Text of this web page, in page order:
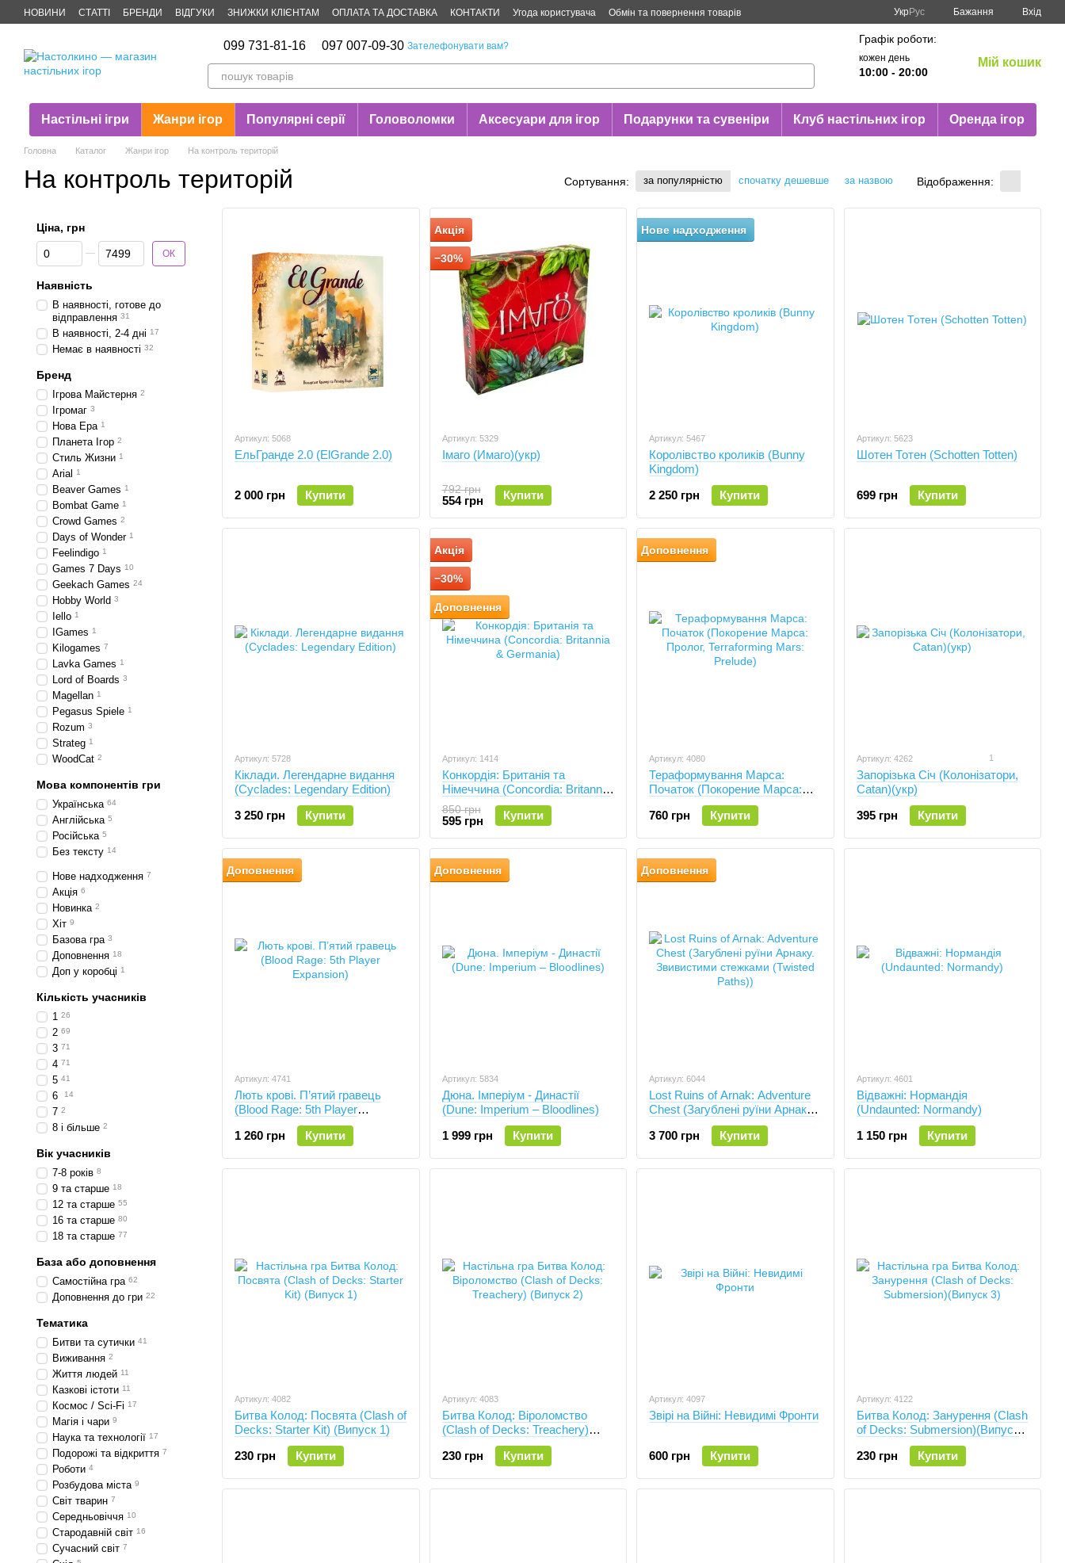
Перейти до основного контенту
НОВИНИ СТАТТІ БРЕНДИ ВІДГУКИ ЗНИЖКИ КЛІЄНТАМ ОПЛАТА ТА ДОСТАВКА КОНТАКТИ Угода користувача
Обмін та повернення товарів
УкрРус Бажання Вхід
099 731-81-16 097 007-09-30 Зателефонувати вам?
Графік роботи:
кожен день
10:00 - 20:00
Мій кошик
Настільні ігри Жанри ігор Популярні серії Головоломки Аксесуари для ігор Подарунки та сувеніри Клуб настільних ігор Оренда ігор
Головна Каталог Жанри ігор На контроль територій
На контроль територій Сортування: за популярністю спочатку дешевше за назвою Відображення:
Артикул: 5068
ЕльГранде 2.0 (ElGrande 2.0)
2 000 грн Купити
Акція
−30%
Артикул: 5329
Імаго (Имаго)(укр)
792 грн
554 грн Купити
Нове надходження
Артикул: 5467
Королівство кроликів (Bunny
Kingdom)
2 250 грн
Купити
Артикул: 5623
Шотен Тотен (Schotten Totten)
699 грн Купити
Артикул: 5728
Кіклади. Легендарне видання
(Cyclades: Legendary Edition)
3 250 грн
Купити
Акція
−30%
Доповнення
Артикул: 1414
Конкордія: Британія та
Німеччина (Concordia: Britannia
& Germania)
850 грн
595 грн Купити
Доповнення
Артикул: 4080
Тераформування Марса:
Початок (Покорение Марса:
Пролог, Terraforming Mars:
Prelude)
760 грн Купити
Артикул: 4262 1
Запорізька Січ (Колонізатори,
Catan)(укр)
395 грн
Купити
Доповнення
Артикул: 4741
Лють крові. П’ятий гравець
(Blood Rage: 5th Player
1 260 грн
Купити
Доповнення
Артикул: 5834
Дюна. Імперіум - Династії
(Dune: Imperium – Bloodlines)
1 999 грн
Купити
Доповнення
Артикул: 6044
Lost Ruins of Arnak: Adventure
Chest (Загублені руїни Арнаку.
Звивистими стежками (Twisted
Paths))
3 700 грн Купити
Артикул: 4601
Відважні: Нормандія
(Undaunted: Normandy)
1 150 грн
Купити
Артикул: 4082
Битва Колод: Посвята (Clash of
Decks: Starter Kit) (Випуск 1)
230 грн
Купити
Артикул: 4083
Битва Колод: Віроломство
(Clash of Decks: Treachery)
(Випуск 2)
230 грн
Купити
Артикул: 4097
Звірі на Війні: Невидимі Фронти
600 грн Купити
Артикул: 4122
Битва Колод: Занурення (Clash
of Decks: Submersion)(Випуск
230 грн
Купити
Ціна, грн
Від Ціна, грн
До Ціна, грн ОК
Наявність
В наявності, готове до
відправлення 31
В наявності, 2-4 дні 17
Немає в наявності 32
Бренд
Ігрова Майстерня 2
Ігромаг 3
Нова Ера 1
Планета Ігор 2
Стиль Жизни 1
Arial 1
Beaver Games 1
Bombat Game 1
Crowd Games 2
Days of Wonder 1
Feelindigo 1
Games 7 Days 10
Geekach Games 24
Hobby World 3
Iello 1
IGames 1
Kilogames 7
Lavka Games 1
Lord of Boards 3
Magellan 1
Pegasus Spiele 1
Rozum 3
Strateg 1
WoodCat 2
Мова компонентів гри
Українська 64
Англійська 5
Російська 5
Без тексту 14
Нове надходження 7
Акція 6
Новинка 2
Хіт 9
Базова гра 3
Доповнення 18
Доп у коробці 1
Кількість учасників
1 26
2 69
3 71
4 71
5 41
6 14
7 2
8 і більше 2
Вік учасників
7-8 років 8
9 та старше 18
12 та старше 55
16 та старше 80
18 та старше 77
База або доповнення
Самостійна гра 62
Доповнення до гри 22
Тематика
Битви та сутички 41
Виживання 2
Життя людей 11
Казкові істоти 11
Космос / Sci-Fi 17
Магія і чари 9
Наука та технології 17
Подорожі та відкриття 7
Роботи 4
Розбудова міста 9
Світ тварин 7
Середньовіччя 10
Стародавній світ 16
Сучасний світ 7